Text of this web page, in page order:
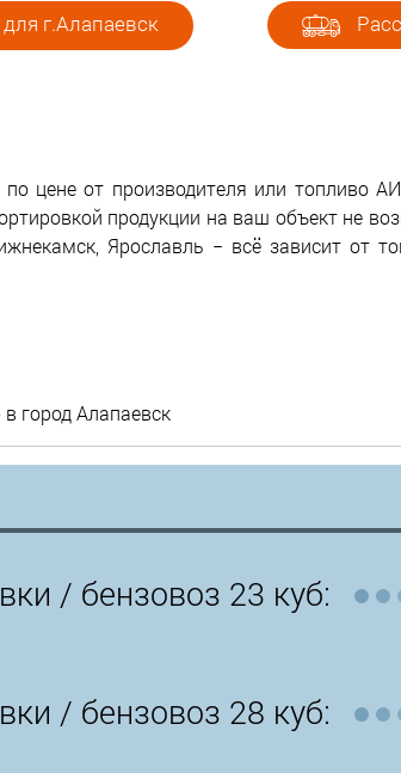
г.Алапаевск
цене от производителя или топливо
продукции на ваш объект не
Ярославль − всё зависит от
в город Алапаевск
/ бензовоз 23 куб:
/ бензовоз 28 куб: